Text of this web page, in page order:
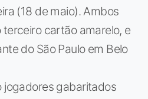
(18 de maio). Ambos
cartão amarelo, e
do São Paulo em Belo
jogadores gabaritados